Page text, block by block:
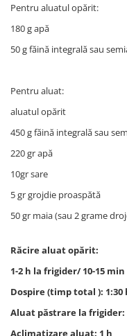
Pentru aluatul opărit:
180 g apă
50 g făină integrală sau
Pentru aluat:
aluatul opărit
450 g făină integrală sau
220 gr apă
10gr sare
5 gr grojdie proaspătă
50 gr maia (sau 2 grame
Răcire aluat opărit:
1-2 h la frigider/ 10-15
Dospire (timp total ): 1:30
Aluat păstrare la frigider:
Aclimatizare aluat: 1 h